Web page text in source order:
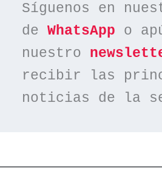
Síguenos en
de WhatsApp o
nuestro
recibir las
noticias de la